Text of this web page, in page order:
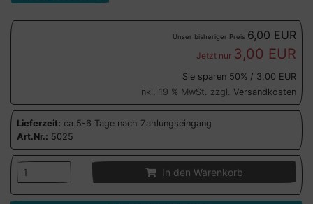
Unser bisheriger Preis 6,00 EUR
Jetzt nur 3,00 EUR
Sie sparen 50% / 3,00 EUR
inkl. 19 % MwSt. zzgl. Versandkosten
Lieferzeit: ca.5-6 Tage nach Zahlungseingang
Art.Nr.: 5025
In den Warenkorb